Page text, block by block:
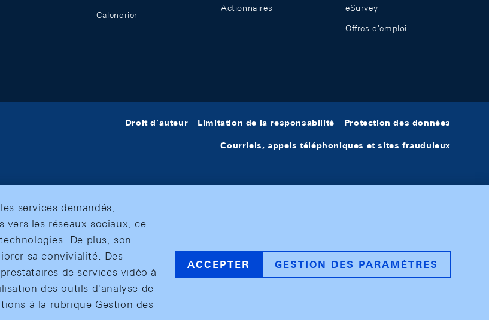
Calendrier
Actionnaires eSurvey
Offres d'emploi
Droit d'auteur Limitation de la responsabilité Protection des données
Courriels, appels téléphoniques et sites frauduleux
services demandés,
vers les réseaux sociaux, ce
De plus, son
sa convivialité. Des
de services vidéo à
des outils d'analyse de
à la rubrique Gestion des
ACCEPTER GESTION DES PARAMÈTRES